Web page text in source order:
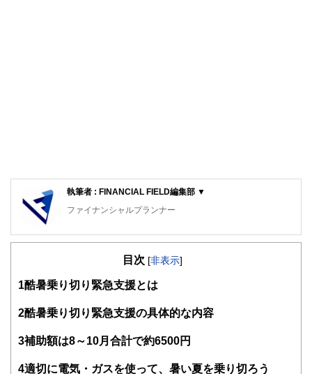
執筆者 : FINANCIAL FIELD編集部 ▼
ファイナンシャルプランナー
FinancialField編集部は、金融、経済に関する記事を、日々
知識がない方でも理解できるようわかりやすく発信していま
得者を中心に「お金や暮らし」に関する書籍・雑誌の編集経
験者で構成され、企画立案から記事掲載まですべての工程に
護士、税理士、宅地建物取引士、相続診断士、住宅ローンア
目次 [非表示]
1 酷暑乗り切り緊急支援とは
2酷暑乗り切り緊急支援の具体的な内容
3補助額は8～10月合計で約6500円
4適切に電気・ガスを使って、暑い夏を乗り切ろう